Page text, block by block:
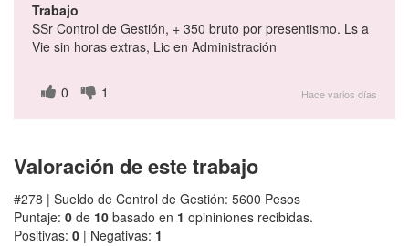
Trabajo
SSr Control de Gestión, + 350 bruto por presentismo. Ls a
Vie sin horas extras, Lic en Administración
0 1 Hace varios días
Valoración de este trabajo
#278 | Sueldo de Control de Gestión: 5600 Pesos
Puntaje: 0 de 10 basado en 1 opininiones recibidas.
Positivas: 0 | Negativas: 1